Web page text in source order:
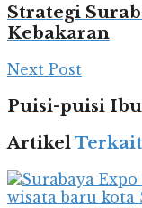
Strategi
Kebakaran
Next Post
Puisi-puisi
ArtikelTerkait